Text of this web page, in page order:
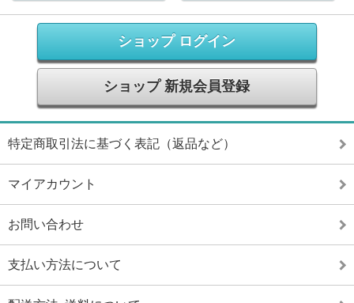
ショップ ログイン
ショップ 新規会員登録
特定商取引法に基づく表記（返品など）
マイアカウント
お問い合わせ
支払い方法について